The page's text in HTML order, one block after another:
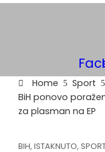
Home
Sport
BiH ponovo
za plasman na EP
BIH, ISTAKNUTO,